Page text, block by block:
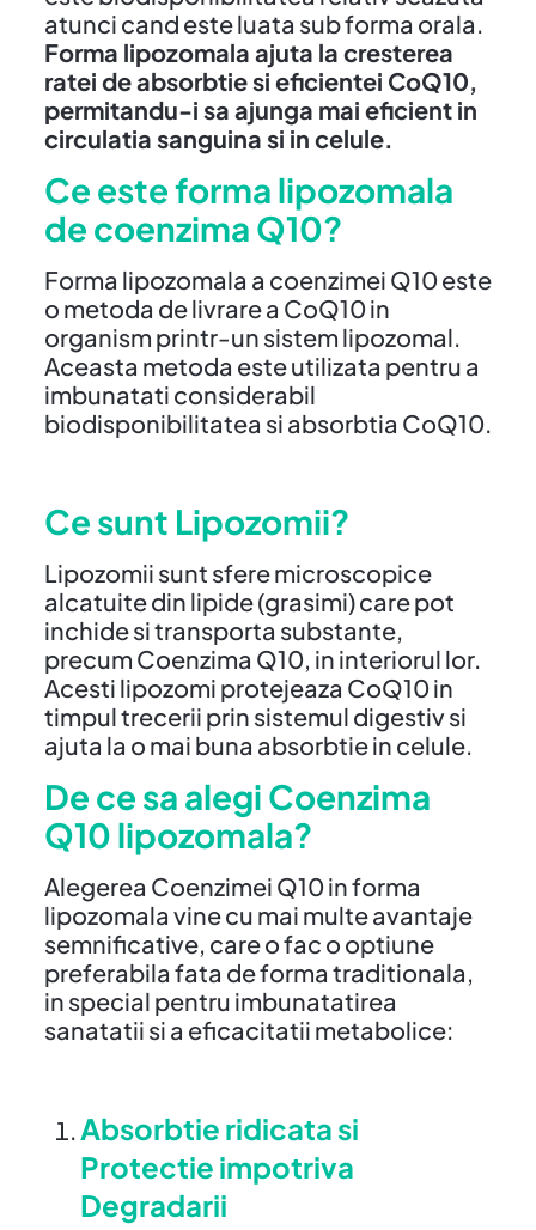
atunci cand este luata sub forma orala.
Forma lipozomala ajuta la cresterea
ratei de absorbtie si eficientei CoQ10,
permitandu-i sa ajunga mai eficient in
circulatia sanguina si in celule.
Ce este forma lipozomala
de coenzima Q10?
Forma lipozomala a coenzimei Q10 este
o metoda de livrare a CoQ10 in
organism printr-un sistem lipozomal.
Aceasta metoda este utilizata pentru a
imbunatati considerabil
biodisponibilitatea si absorbtia CoQ10.
Ce sunt Lipozomii?
Lipozomii sunt sfere microscopice
alcatuite din lipide (grasimi) care pot
inchide si transporta substante,
precum Coenzima Q10, in interiorul lor.
Acesti lipozomi protejeaza CoQ10 in
timpul trecerii prin sistemul digestiv si
ajuta la o mai buna absorbtie in celule.
De ce sa alegi Coenzima
Q10 lipozomala?
Alegerea Coenzimei Q10 in forma
lipozomala vine cu mai multe avantaje
semnificative, care o fac o optiune
preferabila fata de forma traditionala,
in special pentru imbunatatirea
sanatatii si a eficacitatii metabolice:
Absorbtie ridicata si
Protectie impotriva
Degradarii